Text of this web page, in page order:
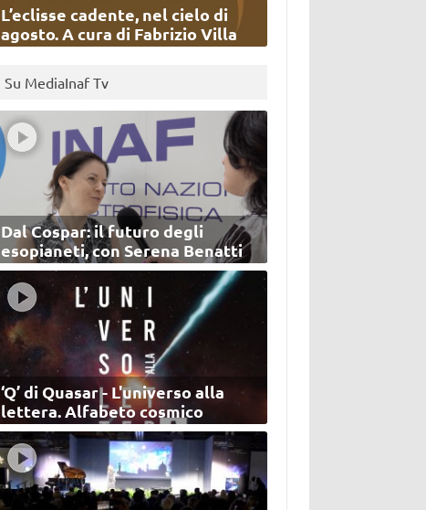
L’eclisse cadente, nel cielo di
agosto. A cura di Fabrizio Villa
Su MediaInaf Tv
Dal Cospar: il futuro degli
esopianeti, con Serena Benatti
‘Q’ di Quasar - L'universo alla
lettera. Alfabeto cosmico